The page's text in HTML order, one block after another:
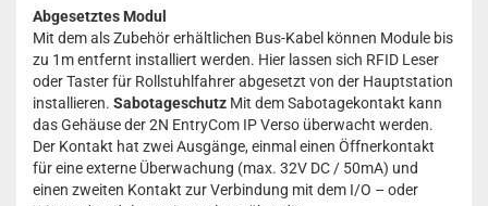
Abgesetztes Modul
Mit dem als Zubehör erhältlichen Bus-Kabel können Module bis
zu 1m entfernt installiert werden. Hier lassen sich RFID Leser
oder Taster für Rollstuhlfahrer abgesetzt von der Hauptstation
installieren. Sabotageschutz Mit dem Sabotagekontakt kann
das Gehäuse der 2N EntryCom IP Verso überwacht werden.
Der Kontakt hat zwei Ausgänge, einmal einen Öffnerkontakt
für eine externe Überwachung (max. 32V DC / 50mA) und
einen zweiten Kontakt zur Verbindung mit dem I/O – oder